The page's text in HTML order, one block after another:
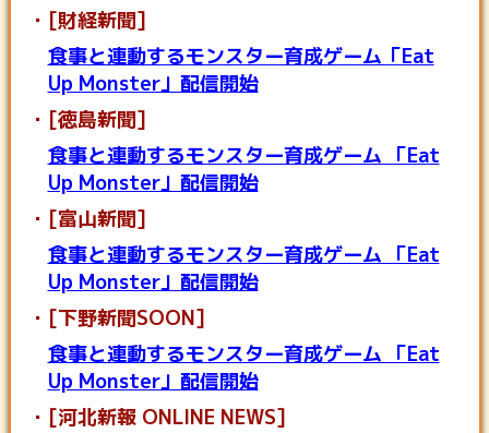
[財経新聞]
食事と連動するモンスター育成ゲーム「Eat
Up Monster」配信開始
[徳島新聞]
食事と連動するモンスター育成ゲーム 「Eat
Up Monster」配信開始
[富山新聞]
食事と連動するモンスター育成ゲーム 「Eat
Up Monster」配信開始
[下野新聞SOON]
食事と連動するモンスター育成ゲーム 「Eat
Up Monster」配信開始
[河北新報 ONLINE NEWS]